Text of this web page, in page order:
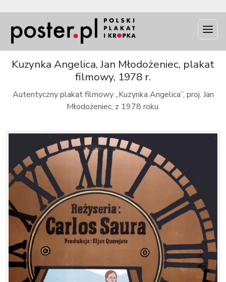
Kuzynka Angelica, Jan Młodożeniec, plakat
filmowy, 1978 r.
Autentyczny plakat filmowy „Kuzynka Angelica”, proj. Jan
Młodożeniec, z 1978 roku.